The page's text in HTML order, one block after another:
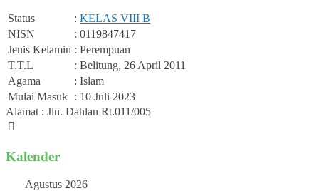
Status : KELAS VIII B
NISN
: 0119847417
Jenis Kelamin : Perempuan
T.T.L
: Belitung, 26 April 2011
Agama
: Islam
Mulai Masuk : 10 Juli 2023
Alamat : Jln. Dahlan Rt.011/005
Kalender
Agustus 2026